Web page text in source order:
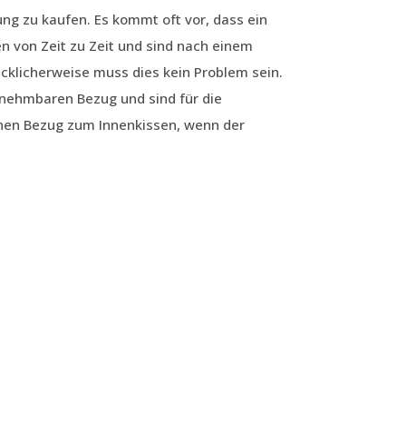
zu kaufen. Es kommt oft vor, dass ein
von Zeit zu Zeit und sind nach einem
muss dies kein Problem sein.
Bezug und sind für die
Bezug zum Innenkissen, wenn der